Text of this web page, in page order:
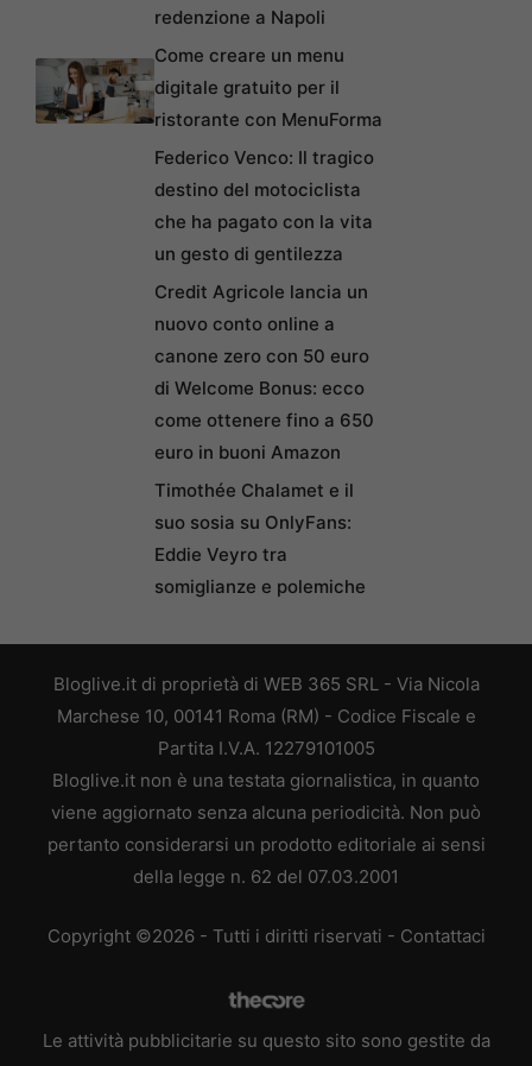
redenzione a Napoli
Come creare un menu
digitale gratuito per il
ristorante con MenuForma
Federico Venco: Il tragico
destino del motociclista
che ha pagato con la vita
un gesto di gentilezza
Credit Agricole lancia un
nuovo conto online a
canone zero con 50 euro
di Welcome Bonus: ecco
come ottenere fino a 650
euro in buoni Amazon
Timothée Chalamet e il
suo sosia su OnlyFans:
Eddie Veyro tra
somiglianze e polemiche
Bloglive.it di proprietà di WEB 365 SRL - Via Nicola
Marchese 10, 00141 Roma (RM) - Codice Fiscale e
Partita I.V.A. 12279101005
Bloglive.it non è una testata giornalistica, in quanto
viene aggiornato senza alcuna periodicità. Non può
pertanto considerarsi un prodotto editoriale ai sensi
della legge n. 62 del 07.03.2001
Copyright ©2026 - Tutti i diritti riservati - Contattaci
Le attività pubblicitarie su questo sito sono gestite da